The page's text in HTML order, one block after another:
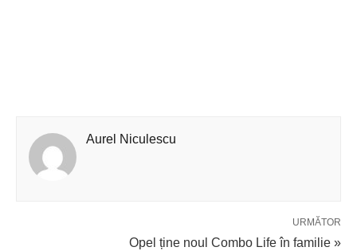
Aurel Niculescu
URMĂTOR
Opel ține noul Combo Life în familie »